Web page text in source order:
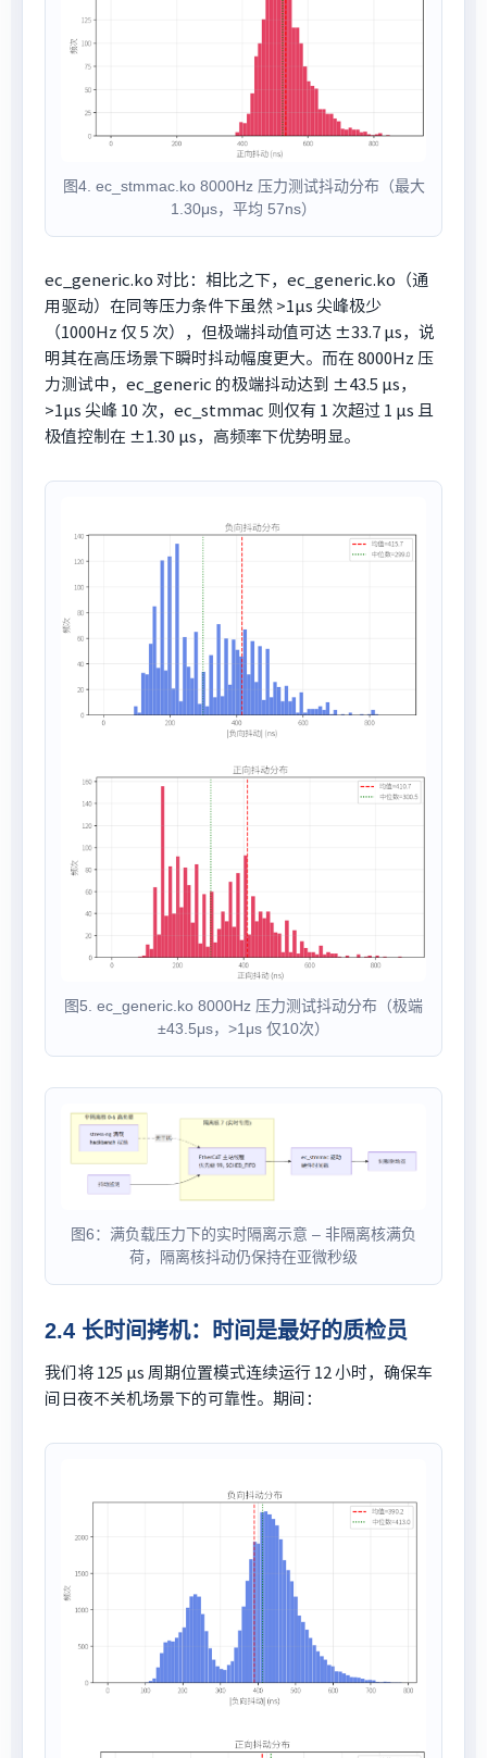
图4. ec_stmmac.ko 8000Hz 压力测试抖动分布（最大
1.30μs，平均 57ns）
ec_generic.ko 对比：相比之下，ec_generic.ko（通
用驱动）在同等压力条件下虽然 >1μs 尖峰极少
（1000Hz 仅 5 次），但极端抖动值可达 ±33.7 μs，说
明其在高压场景下瞬时抖动幅度更大。而在 8000Hz 压
力测试中，ec_generic 的极端抖动达到 ±43.5 μs，
>1μs 尖峰 10 次，ec_stmmac 则仅有 1 次超过 1 μs 且
极值控制在 ±1.30 μs，高频率下优势明显。
图5. ec_generic.ko 8000Hz 压力测试抖动分布（极端
±43.5μs，>1μs 仅10次）
图6：满负载压力下的实时隔离示意 – 非隔离核满负
荷，隔离核抖动仍保持在亚微秒级
2.4 长时间拷机：时间是最好的质检员
我们将 125 μs 周期位置模式连续运行 12 小时，确保车
间日夜不关机场景下的可靠性。期间：